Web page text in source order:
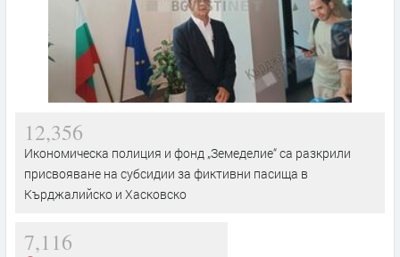
12,356
Икономическа полиция и фонд „Земеделие“ са разкрили
присвояване на субсидии за фиктивни пасища в
Кърджалийско и Хасковско
7,116